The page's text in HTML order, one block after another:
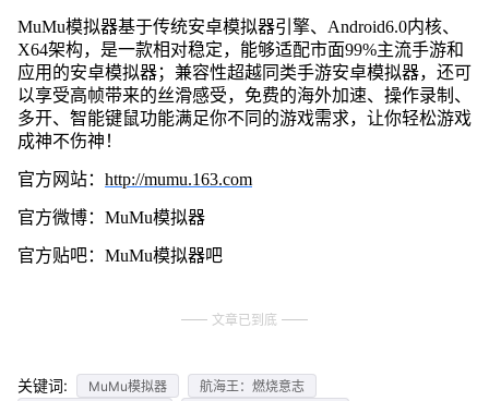
MuMu模拟器基于传统安卓模拟器引擎、Android6.0内核、
X64架构，是一款相对稳定，能够适配市面99%主流手游和
应用的安卓模拟器；兼容性超越同类手游安卓模拟器，还可
以享受高帧带来的丝滑感受，免费的海外加速、操作录制、
多开、智能键鼠功能满足你不同的游戏需求，让你轻松游戏
成神不伤神！
官方网站： http://mumu.163.com
官方微博：MuMu模拟器
官方贴吧：MuMu模拟器吧
文章已到底
关键词: MuMu模拟器
航海王：燃烧意志